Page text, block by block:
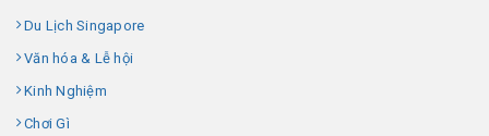
Du Lịch Singapore
Văn hóa & Lễ hội
Kinh Nghiệm
Chơi Gì